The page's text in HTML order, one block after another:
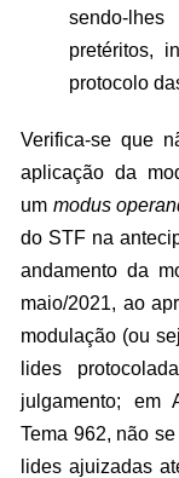
sendo-
pretéritos,
protocolo
Verifica-se que
aplicação da
um modus
do STF na
andamento da
maio/2021, ao
modulação (ou
lides
julgamento; em
Tema 962, não
lides ajuizadas